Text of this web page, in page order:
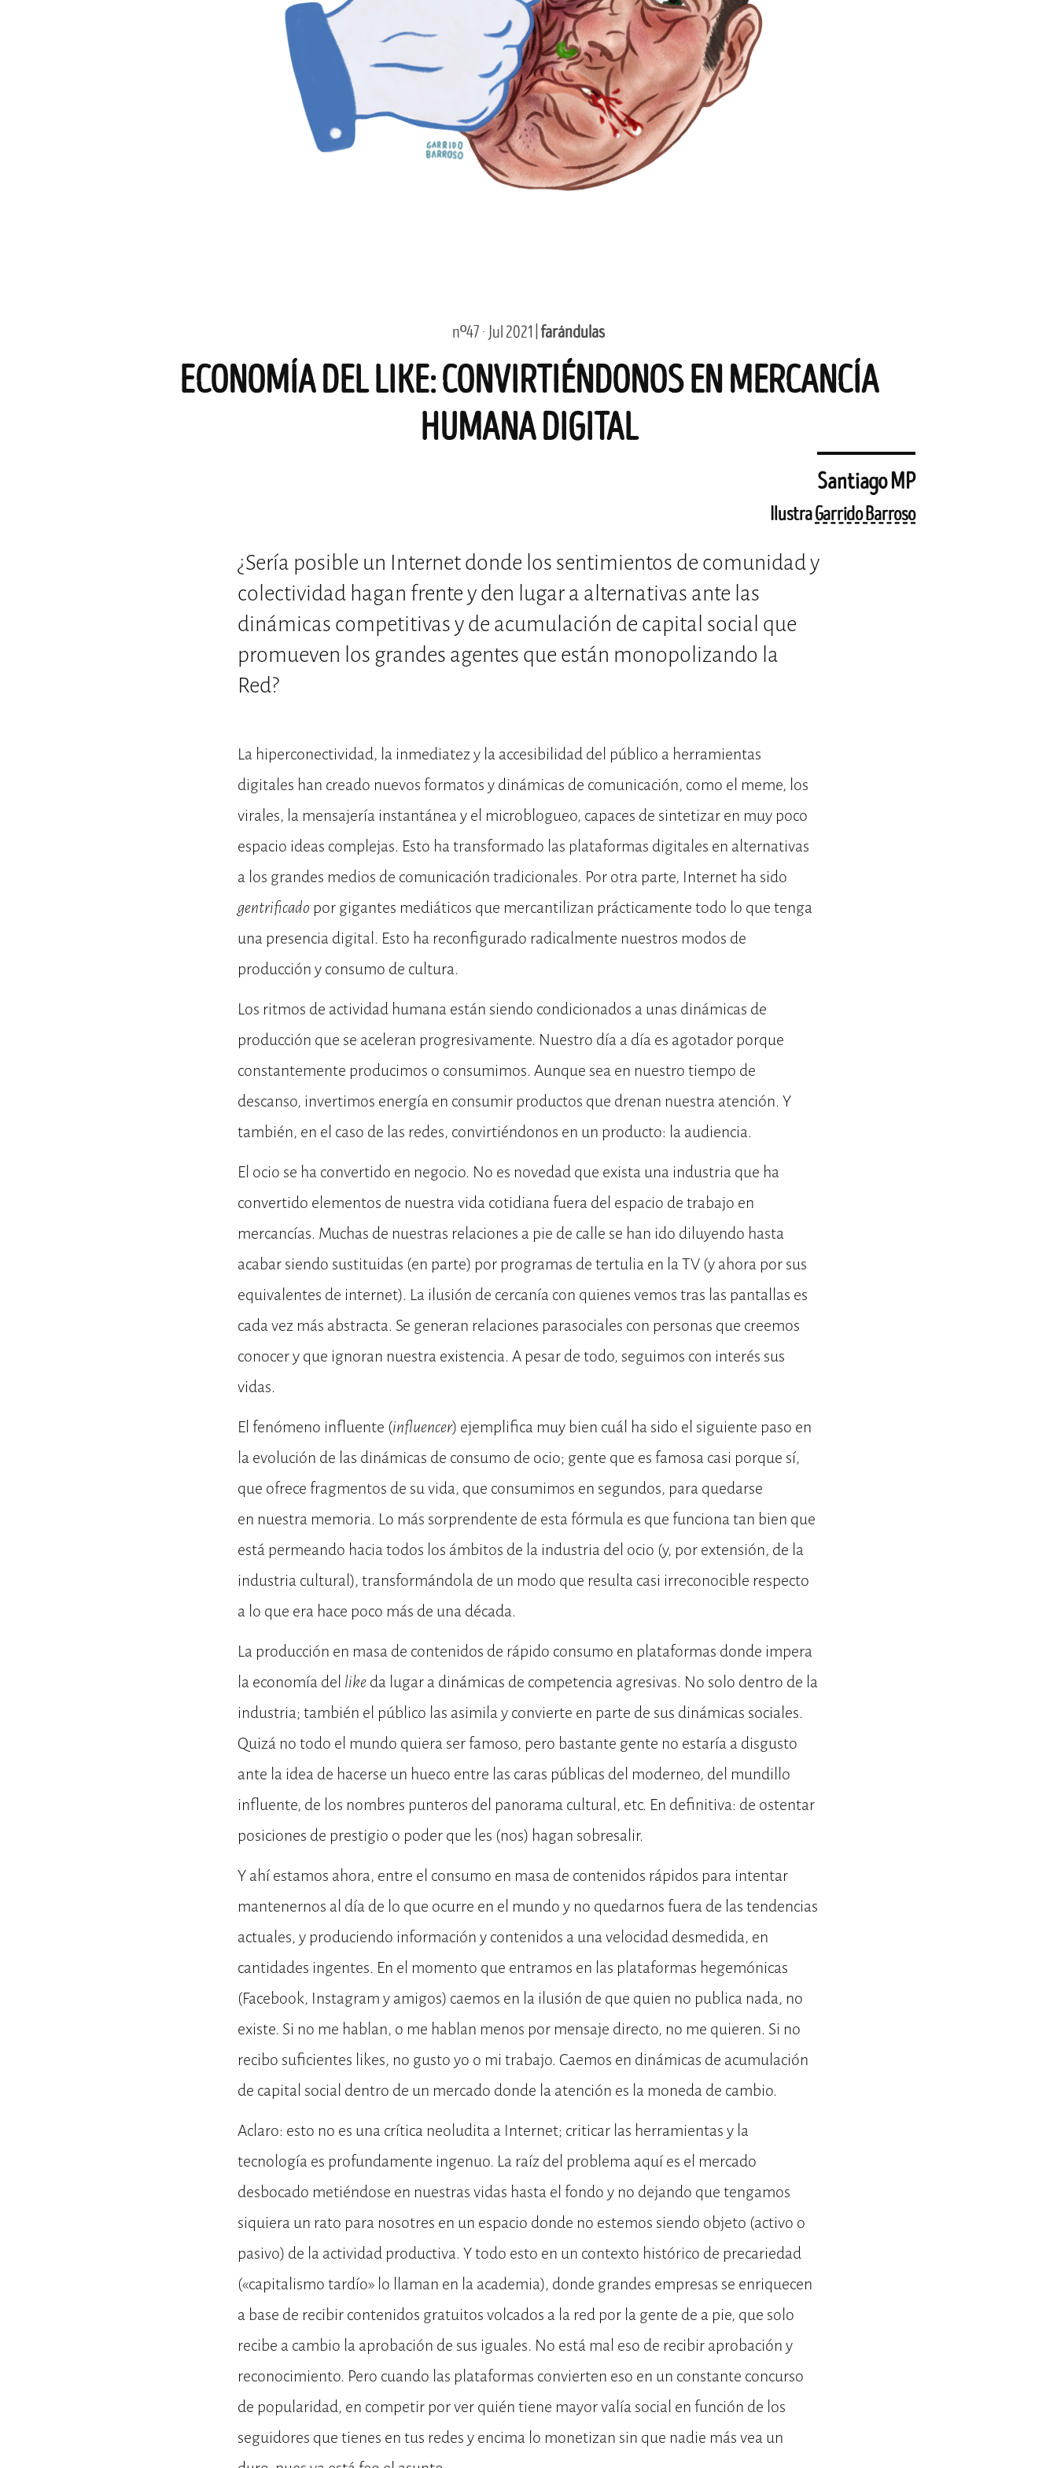
nº47 · Jul 2021 | farándulas
ECONOMÍA DEL LIKE: CONVIRTIÉNDONOS EN MERCANCÍA
HUMANA DIGITAL
Santiago MP
IlustraGarrido Barroso
¿Sería posible un Internet donde los sentimientos de comunidad y
colectividad hagan frente y den lugar a alternativas ante las
dinámicas competitivas y de acumulación de capital social que
promueven los grandes agentes que están monopolizando la
Red?
La hiperconectividad, la inmediatez y la accesibilidad del público a herramientas
digitales han creado nuevos formatos y dinámicas de comunicación, como el meme, los
virales, la mensajería instantánea y el microblogueo, capaces de sintetizar en muy poco
espacio ideas complejas. Esto ha transformado las plataformas digitales en alternativas
a los grandes medios de comunicación tradicionales. Por otra parte, Internet ha sido
gentrificado por gigantes mediáticos que mercantilizan prácticamente todo lo que tenga
una presencia digital. Esto ha reconfigurado radicalmente nuestros modos de
producción y consumo de cultura.
Los ritmos de actividad humana están siendo condicionados a unas dinámicas de
producción que se aceleran progresivamente. Nuestro día a día es agotador porque
constantemente producimos o consumimos. Aunque sea en nuestro tiempo de
descanso, invertimos energía en consumir productos que drenan nuestra atención. Y
también, en el caso de las redes, convirtiéndonos en un producto: la audiencia.
El ocio se ha convertido en negocio. No es novedad que exista una industria que ha
convertido elementos de nuestra vida cotidiana fuera del espacio de trabajo en
mercancías. Muchas de nuestras relaciones a pie de calle se han ido diluyendo hasta
acabar siendo sustituidas (en parte) por programas de tertulia en la TV (y ahora por sus
equivalentes de internet). La ilusión de cercanía con quienes vemos tras las pantallas es
cada vez más abstracta. Se generan relaciones parasociales con personas que creemos
conocer y que ignoran nuestra existencia. A pesar de todo, seguimos con interés sus
vidas.
El fenómeno influente (influencer) ejemplifica muy bien cuál ha sido el siguiente paso en
la evolución de las dinámicas de consumo de ocio; gente que es famosa casi porque sí,
que ofrece fragmentos de su vida, que consumimos en segundos, para quedarse
en nuestra memoria. Lo más sorprendente de esta fórmula es que funciona tan bien que
está permeando hacia todos los ámbitos de la industria del ocio (y, por extensión, de la
industria cultural), transformándola de un modo que resulta casi irreconocible respecto
a lo que era hace poco más de una década.
La producción en masa de contenidos de rápido consumo en plataformas donde impera
la economía del likeda lugar a dinámicas de competencia agresivas. No solo dentro de la
industria; también el público las asimila y convierte en parte de sus dinámicas sociales.
Quizá no todo el mundo quiera ser famoso, pero bastante gente no estaría a disgusto
ante la idea de hacerse un hueco entre las caras públicas del moderneo, del mundillo
influente, de los nombres punteros del panorama cultural, etc. En definitiva: de ostentar
posiciones de prestigio o poder que les (nos) hagan sobresalir.
Y ahí estamos ahora, entre el consumo en masa de contenidos rápidos para intentar
mantenernos al día de lo que ocurre en el mundo y no quedarnos fuera de las tendencias
actuales, y produciendo información y contenidos a una velocidad desmedida, en
cantidades ingentes. En el momento que entramos en las plataformas hegemónicas
(Facebook, Instagram y amigos) caemos en la ilusión de que quien no publica nada, no
existe. Si no me hablan, o me hablan menos por mensaje directo, no me quieren. Si no
recibo suficientes likes, no gusto yo o mi trabajo. Caemos en dinámicas de acumulación
de capital social dentro de un mercado donde la atención es la moneda de cambio.
Aclaro: esto no es una crítica neoludita a Internet; criticar las herramientas y la
tecnología es profundamente ingenuo. La raíz del problema aquí es el mercado
desbocado metiéndose en nuestras vidas hasta el fondo y no dejando que tengamos
siquiera un rato para nosotres en un espacio donde no estemos siendo objeto (activo o
pasivo) de la actividad productiva. Y todo esto en un contexto histórico de precariedad
(«capitalismo tardío» lo llaman en la academia), donde grandes empresas se enriquecen
a base de recibir contenidos gratuitos volcados a la red por la gente de a pie, que solo
recibe a cambio la aprobación de sus iguales. No está mal eso de recibir aprobación y
reconocimiento. Pero cuando las plataformas convierten eso en un constante concurso
de popularidad, en competir por ver quién tiene mayor valía social en función de los
seguidores que tienes en tus redes y encima lo monetizan sin que nadie más vea un